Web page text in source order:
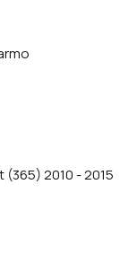
(365) 2010 - 2015